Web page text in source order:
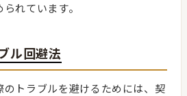
れています。
ル回避法
のトラブルを避けるためには、契